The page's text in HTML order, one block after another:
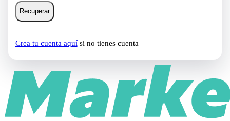
Recuperar
Crea tu cuenta aquísi no tienes cuenta